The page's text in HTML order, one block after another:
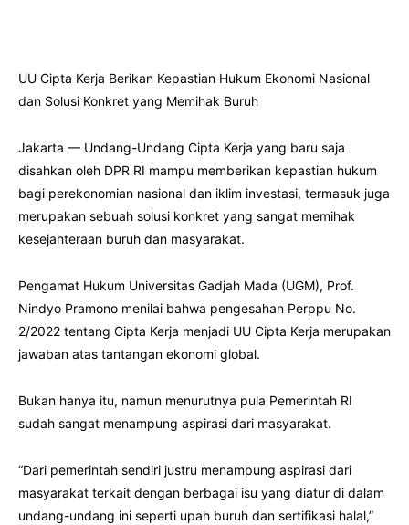
UU Cipta Kerja Berikan Kepastian Hukum Ekonomi Nasional
dan Solusi Konkret yang Memihak Buruh
Jakarta — Undang-Undang Cipta Kerja yang baru saja
disahkan oleh DPR RI mampu memberikan kepastian hukum
bagi perekonomian nasional dan iklim investasi, termasuk juga
merupakan sebuah solusi konkret yang sangat memihak
kesejahteraan buruh dan masyarakat.
Pengamat Hukum Universitas Gadjah Mada (UGM), Prof.
Nindyo Pramono menilai bahwa pengesahan Perppu No.
2/2022 tentang Cipta Kerja menjadi UU Cipta Kerja merupakan
jawaban atas tantangan ekonomi global.
Bukan hanya itu, namun menurutnya pula Pemerintah RI
sudah sangat menampung aspirasi dari masyarakat.
“Dari pemerintah sendiri justru menampung aspirasi dari
masyarakat terkait dengan berbagai isu yang diatur di dalam
undang-undang ini seperti upah buruh dan sertifikasi halal,”